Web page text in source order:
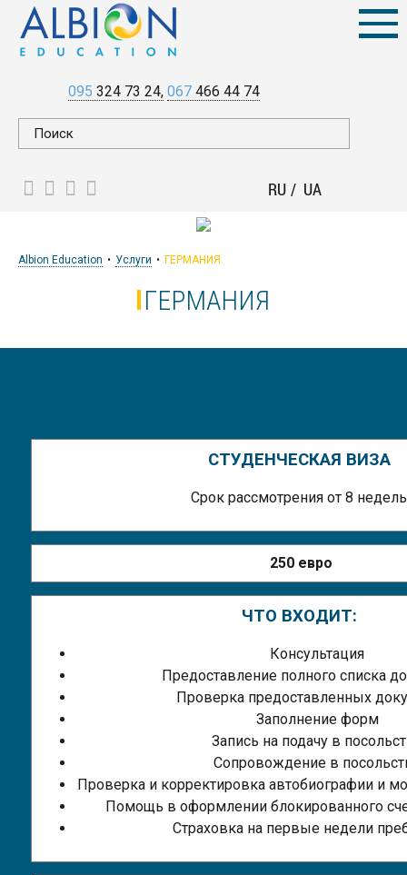
095 324 73 24 067 466 44 74
RU UA
Albion Education Услуги ГЕРМАНИЯ
ГЕРМАНИЯ
СТУДЕНЧЕСКАЯ ВИЗА
Срок рассмотрения от 8 недель
250 евро
ЧТО ВХОДИТ:
Консультация
Предоставление полного списка
Проверка предоставленных
Заполнение форм
Запись на подачу в
Сопровождение в
Проверка и корректировка автобиографии и
Помощь в оформлении блокированного
Страховка на первые недели